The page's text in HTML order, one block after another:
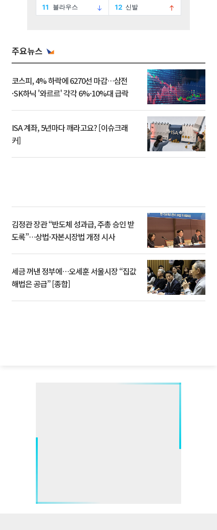
주요뉴스
코스피, 4% 하락에 6270선 마감…삼전
·SK하닉 '와르르' 각각 6%·10%대 급락
ISA 계좌, 5년마다 깨라고요? [이슈크래
커]
김정관 장관 “반도체 성과급, 주총 승인 받
도록”…상법·자본시장법 개정 시사
세금 꺼낸 정부에…오세훈 서울시장 “집값
해법은 공급” [종합]